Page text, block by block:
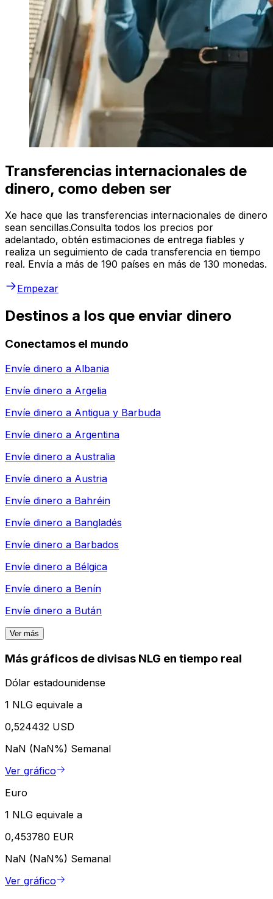
Transferencias internacionales de
dinero, como deben ser
Xe hace que las transferencias internacionales de dinero
sean sencillas.Consulta todos los precios por
adelantado, obtén estimaciones de entrega fiables y
realiza un seguimiento de cada transferencia en tiempo
real. Envía a más de 190 países en más de 130 monedas.
Empezar
Destinos a los que enviar dinero
Conectamos el mundo
Envíe dinero a Albania
Envíe dinero a Argelia
Envíe dinero a Antigua y Barbuda
Envíe dinero a Argentina
Envíe dinero a Australia
Envíe dinero a Austria
Envíe dinero a Bahréin
Envíe dinero a Bangladés
Envíe dinero a Barbados
Envíe dinero a Bélgica
Envíe dinero a Benín
Envíe dinero a Bután
Ver más
Más gráficos de divisas NLG en tiempo real
Dólar estadounidense
1 NLG equivale a
0,524432 USD
NaN (NaN%) Semanal
Ver gráfico
Euro
1 NLG equivale a
0,453780 EUR
NaN (NaN%) Semanal
Ver gráfico